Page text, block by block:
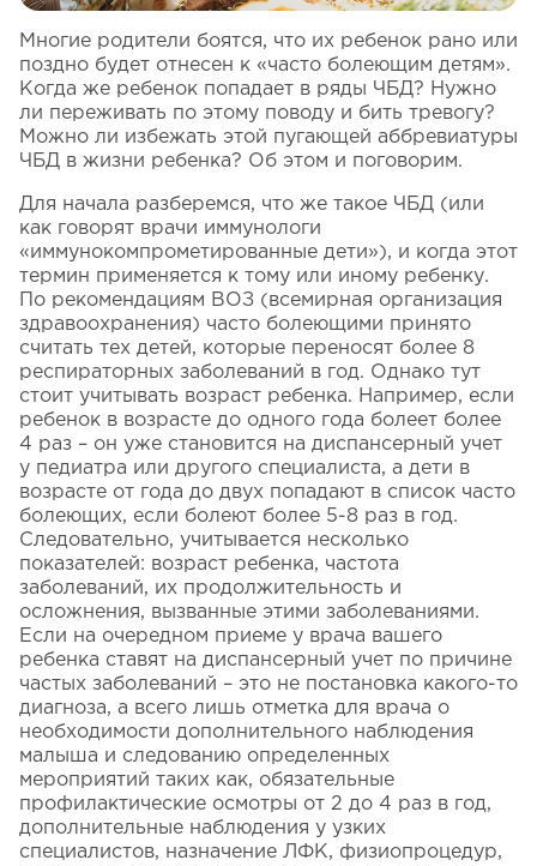
Многие родители боятся, что их ребенок рано или
поздно будет отнесен к «часто болеющим детям».
Когда же ребенок попадает в ряды ЧБД? Нужно
ли переживать по этому поводу и бить тревогу?
Можно ли избежать этой пугающей аббревиатуры
ЧБД в жизни ребенка? Об этом и поговорим.
Для начала разберемся, что же такое ЧБД (или
как говорят врачи иммунологи
«иммунокомпрометированные дети»), и когда этот
термин применяется к тому или иному ребенку.
По рекомендациям ВОЗ (всемирная организация
здравоохранения) часто болеющими принято
считать тех детей, которые переносят более 8
респираторных заболеваний в год. Однако тут
стоит учитывать возраст ребенка. Например, если
ребенок в возрасте до одного года болеет более
4 раз – он уже становится на диспансерный учет
у педиатра или другого специалиста, а дети в
возрасте от года до двух попадают в список часто
болеющих, если болеют более 5-8 раз в год.
Следовательно, учитывается несколько
показателей: возраст ребенка, частота
заболеваний, их продолжительность и
осложнения, вызванные этими заболеваниями.
Если на очередном приеме у врача вашего
ребенка ставят на диспансерный учет по причине
частых заболеваний – это не постановка какого-то
диагноза, а всего лишь отметка для врача о
необходимости дополнительного наблюдения
малыша и следованию определенных
мероприятий таких как, обязательные
профилактические осмотры от 2 до 4 раз в год,
дополнительные наблюдения у узких
специалистов, назначение ЛФК, физиопроцедур,